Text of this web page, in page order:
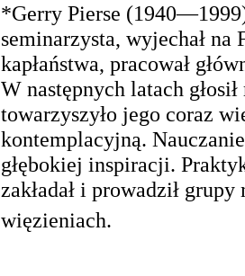
*Gerry Pierse
seminarzysta, wyjechał
kapłaństwa, pracował
W następnych latach
towarzyszyło jego coraz
kontemplacyjną.
głębokiej inspiracji.
zakładał i prowadził
więzieniach.